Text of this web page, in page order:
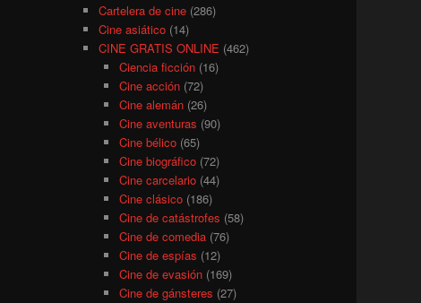
Cartelera de cine (286)
Cine asiático (14)
CINE GRATIS ONLINE (462)
Ciencia ficción(16)
Cine acción(72)
Cine alemán(26)
Cine aventuras (90)
Cine bélico(65)
Cine biográfico(72)
Cine carcelario(44)
Cine clásico(186)
Cine de catástrofes (58)
Cine de comedia(76)
Cine de espías (12)
Cine de evasión(169)
Cine de gánsteres (27)